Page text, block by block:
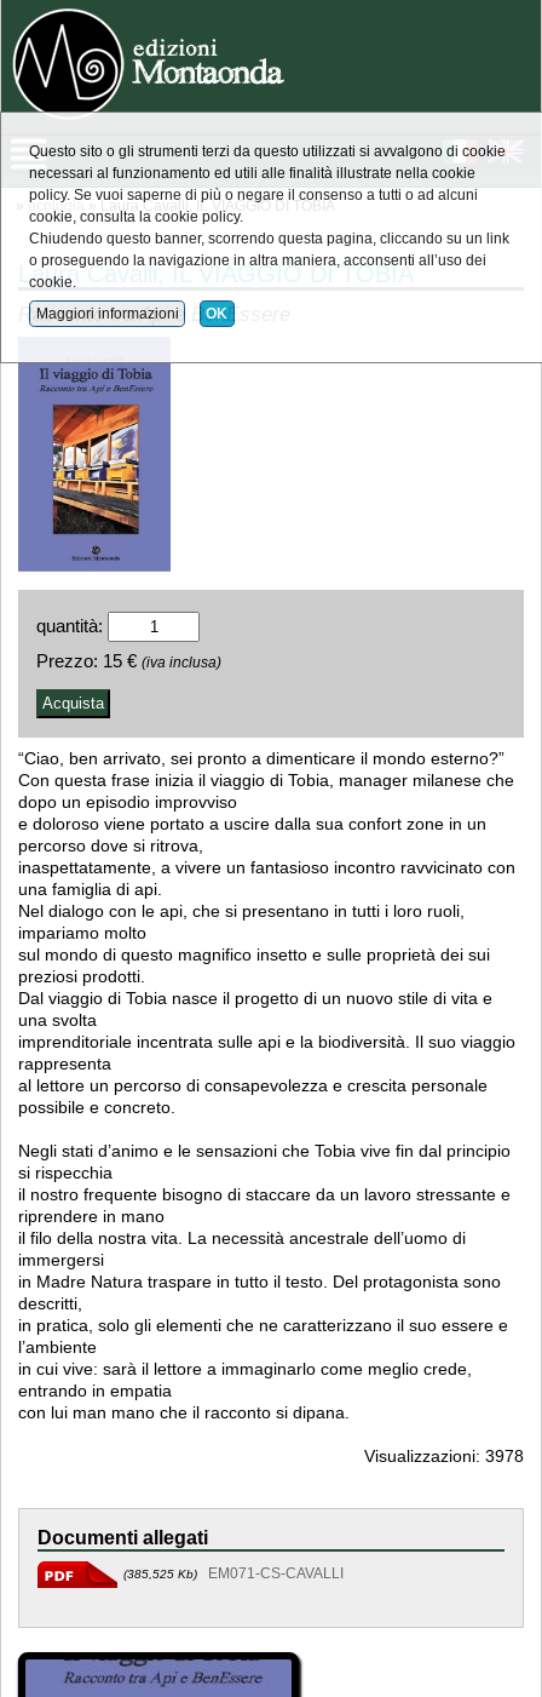
» ecologia » Laura Cavalli, IL VIAGGIO DI TOBIA
Laura Cavalli, IL VIAGGIO DI TOBIA
Racconto tra Api e BenEssere
quantità:
Prezzo: 15 € (iva inclusa)
“Ciao, ben arrivato, sei pronto a dimenticare il mondo esterno?”
Con questa frase inizia il viaggio di Tobia, manager milanese che
dopo un episodio improvviso
e doloroso viene portato a uscire dalla sua confort zone in un
percorso dove si ritrova,
inaspettatamente, a vivere un fantasioso incontro ravvicinato con
una famiglia di api.
Nel dialogo con le api, che si presentano in tutti i loro ruoli,
impariamo molto
sul mondo di questo magnifico insetto e sulle proprietà dei sui
preziosi prodotti.
Dal viaggio di Tobia nasce il progetto di un nuovo stile di vita e
una svolta
imprenditoriale incentrata sulle api e la biodiversità. Il suo viaggio
rappresenta
al lettore un percorso di consapevolezza e crescita personale
possibile e concreto.
Negli stati d’animo e le sensazioni che Tobia vive fin dal principio
si rispecchia
il nostro frequente bisogno di staccare da un lavoro stressante e
riprendere in mano
il filo della nostra vita. La necessità ancestrale dell’uomo di
immergersi
in Madre Natura traspare in tutto il testo. Del protagonista sono
descritti,
in pratica, solo gli elementi che ne caratterizzano il suo essere e
l’ambiente
in cui vive: sarà il lettore a immaginarlo come meglio crede,
entrando in empatia
con lui man mano che il racconto si dipana.
Visualizzazioni: 3978
Documenti allegati
(385,525 Kb) EM071-CS-CAVALLI
Questo sito o gli strumenti terzi da questo utilizzati si avvalgono di cookie
necessari al funzionamento ed utili alle finalità illustrate nella cookie
policy. Se vuoi saperne di più o negare il consenso a tutti o ad alcuni
cookie, consulta la cookie policy.
Chiudendo questo banner, scorrendo questa pagina, cliccando su un link
o proseguendo la navigazione in altra maniera, acconsenti all’uso dei
cookie.
Maggiori informazioni OK